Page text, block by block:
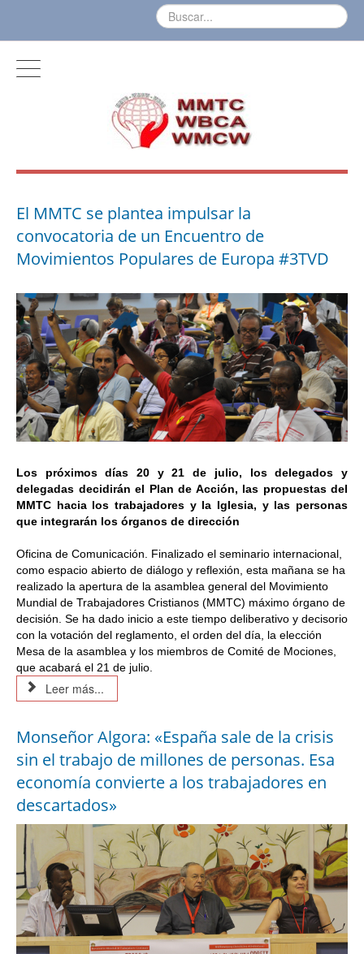
El MMTC se plantea impulsar la
convocatoria de un Encuentro de
Movimientos Populares de Europa #3TVD
Los próximos días 20 y 21 de julio, los delegados y
delegadas decidirán el Plan de Acción, las propuestas del
MMTC hacia los trabajadores y la Iglesia, y las personas
que integrarán los órganos de dirección
Oficina de Comunicación. Finalizado el seminario internacional,
como espacio abierto de diálogo y reflexión, esta mañana se ha
realizado la apertura de la asamblea general del Movimiento
Mundial de Trabajadores Cristianos (MMTC) máximo órgano de
decisión. Se ha dado inicio a este tiempo deliberativo y decisorio
con la votación del reglamento, el orden del día, la elección
Mesa de la asamblea y los miembros de Comité de Mociones,
que acabará el 21 de julio.
Leer más...
Monseñor Algora: «España sale de la crisis
sin el trabajo de millones de personas. Esa
economía convierte a los trabajadores en
descartados»